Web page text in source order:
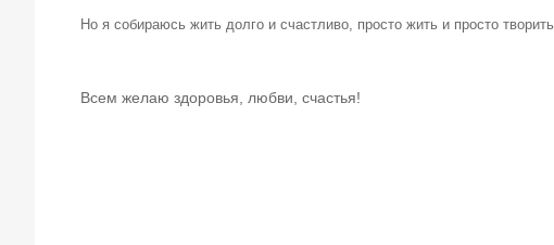
Но я собираюсь жить долго и счастливо, просто жить и просто творить.
Всем желаю здоровья, любви, счастья!